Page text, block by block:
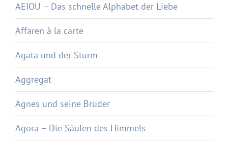
AEIOU – Das schnelle Alphabet der Liebe
Affären à la carte
Agata und der Sturm
Aggregat
Agnes und seine Brüder
Agora – Die Säulen des Himmels